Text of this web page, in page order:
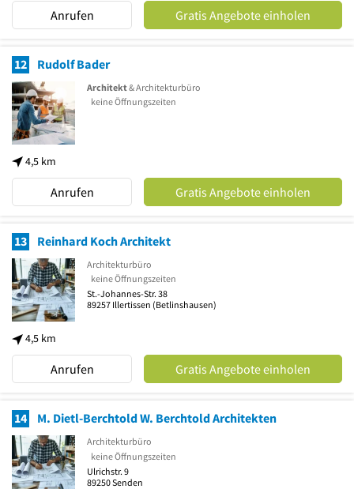
Anrufen Gratis Angebote einholen
12 Rudolf Bader
4,5 km
Architekt& Architekturbüro
keine Öffnungszeiten
Anrufen Gratis Angebote einholen
13 Reinhard Koch Architekt
4,5 km
Architekturbüro
keine Öffnungszeiten
St.-Johannes-Str. 38
89257 Illertissen (Betlinshausen)
Anrufen Gratis Angebote einholen
14 M. Dietl-Berchtold W. Berchtold Architekten
Architekturbüro
keine Öffnungszeiten
Ulrichstr. 9
89250Senden